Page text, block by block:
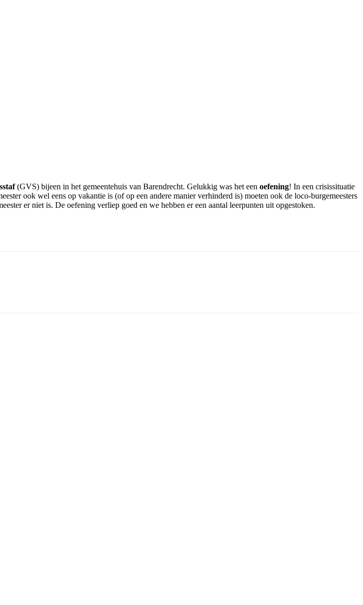
(GVS) bijeen in het gemeentehuis van Barendrecht. Gelukkig was het een oefening! In een crisissituatie
ook wel eens op vakantie is (of op een andere manier verhinderd is) moeten ook de loco-burgemeesters
er niet is. De oefening verliep goed en we hebben er een aantal leerpunten uit opgestoken.